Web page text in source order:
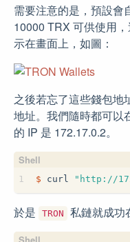
需要注意的是，預設會
10000 TRX 可供使用
示在畫面上，如圖：
之後若忘了這些錢包地
地址。我們隨時都可以
的 IP 是 172.17.0.2。
1 $ curl "http://
於是 TRON 私鏈就成功